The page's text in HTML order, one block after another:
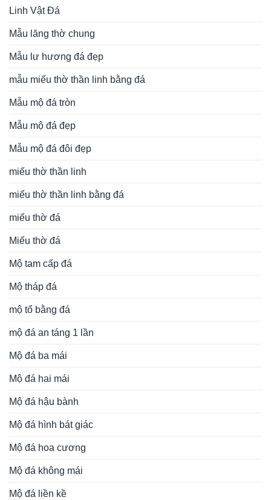
Linh Vật Đá
Mẫu lăng thờ chung
Mẫu lư hương đá đẹp
mẫu miếu thờ thần linh bằng đá
Mẫu mộ đá tròn
Mẫu mộ đá đẹp
Mẫu mộ đá đôi đẹp
miếu thờ thần linh
miếu thờ thần linh bằng đá
miếu thờ đá
Miếu thờ đá
Mộ tam cấp đá
Mộ tháp đá
mộ tổ bằng đá
mộ đá an táng 1 lần
Mộ đá ba mái
Mộ đá hai mái
Mộ đá hậu bành
Mộ đá hình bát giác
Mộ đá hoa cương
Mộ đá không mái
Mộ đá liền kề